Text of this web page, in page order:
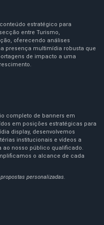
estratégico para
entre Turismo,
oferecendo análises
presença multimídia robusta que
de impacto a uma
completo de banners em
em posições estratégicas para
display, desenvolvemos
institucionais e vídeos a
nosso público qualificado.
o alcance de cada
personalizadas.